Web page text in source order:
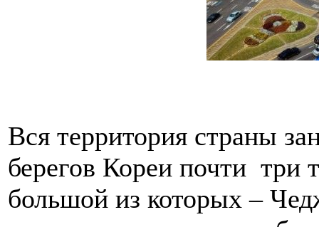
Вся территория страны
берегов Кореи почти три
большой из которых –